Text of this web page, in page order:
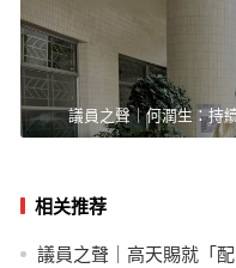
議員之聲｜何潤生：持
相关推荐
議員之聲｜高天賜就「